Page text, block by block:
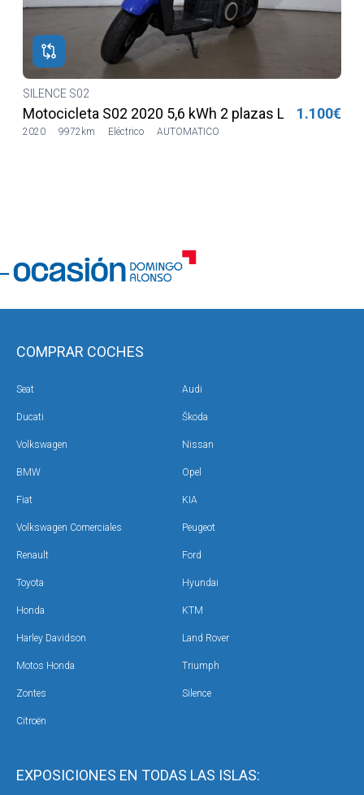
SILENCE S02
Motocicleta S02 2020 5,6 kWh 2 plazas Lilia LVSH
2020 9972km Eléctrico AUTOMATICO
1.100€
EXPOSICIONES EN TODAS LAS ISLAS:
COMPRAR COCHES
Seat Audi
Ducati Škoda
Volkswagen Nissan
BMW Opel
Fiat KIA
Volkswagen Comerciales Peugeot
Renault Ford
Toyota Hyundai
Honda KTM
Harley Davidson Land Rover
Motos Honda Triumph
Zontes Silence
Citroën